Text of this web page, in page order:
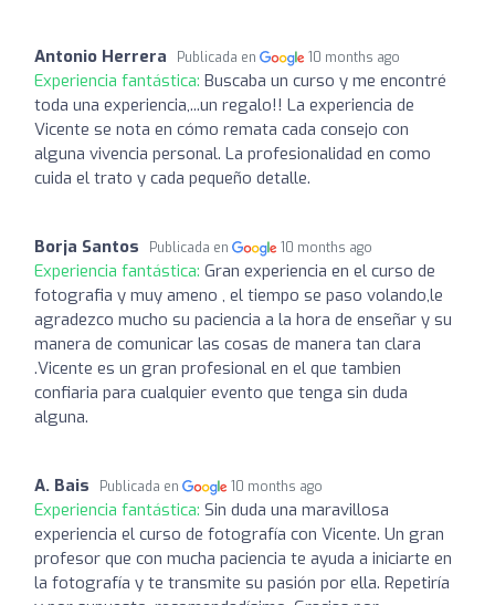
Antonio Herrera Publicada en 10 months ago
Experiencia fantástica: Buscaba un curso y me encontré
toda una experiencia,...un regalo!! La experiencia de
Vicente se nota en cómo remata cada consejo con
alguna vivencia personal. La profesionalidad en como
cuida el trato y cada pequeño detalle.
Borja Santos Publicada en 10 months ago
Experiencia fantástica: Gran experiencia en el curso de
fotografia y muy ameno , el tiempo se paso volando,le
agradezco mucho su paciencia a la hora de enseñar y su
manera de comunicar las cosas de manera tan clara
.Vicente es un gran profesional en el que tambien
confiaria para cualquier evento que tenga sin duda
alguna.
A. Bais Publicada en 10 months ago
Experiencia fantástica: Sin duda una maravillosa
experiencia el curso de fotografía con Vicente. Un gran
profesor que con mucha paciencia te ayuda a iniciarte en
la fotografía y te transmite su pasión por ella. Repetiría